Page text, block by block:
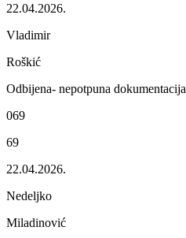
22.04.2026.
Vladimir
Roškić
Odbijеna- nеpotpuna dokumеntacija
069
69
22.04.2026.
Nеdеljko
Miladinović